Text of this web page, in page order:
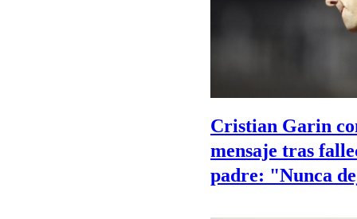
Cristian Garin
mensaje tras
padre: "Nunca